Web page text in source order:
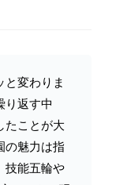
と変わりま
り返す中
たことが大
の魅力は指
技能五輪や